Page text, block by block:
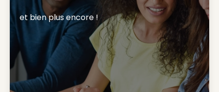
et bien plus encore !